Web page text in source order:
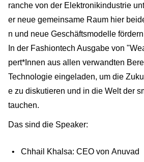
ranche von der Elektronikindustrie
er neue gemeinsame Raum hier
n und neue Geschäftsmodelle
In der Fashiontech Ausgabe von
pert*Innen aus allen verwandten
Technologie eingeladen, um die
e zu diskutieren und in die Welt der
tauchen.
Das sind die Speaker:
Chhail Khalsa: CEO von Anuvad